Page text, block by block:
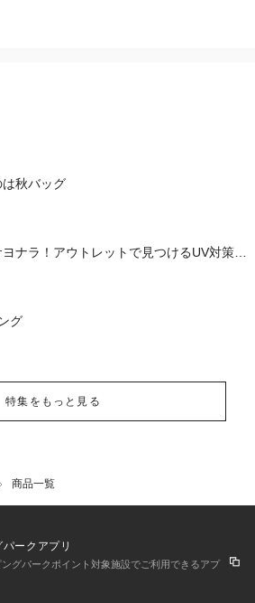
秋バッグ
ナラ！アウトレットで見つけるUV対策ウ
グ
特集をもっと見る
商品一覧
ークアプリ
グパークポイント対象施設でご利用できるアプ